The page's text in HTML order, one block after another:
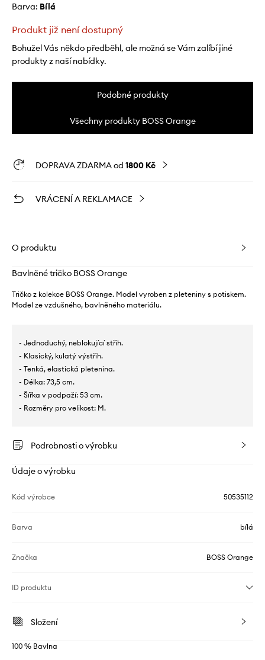
Barva: bílá
Produkt již není dostupný
Bohužel Vás někdo předběhl, ale možná se Vám zalíbí jiné
produkty z naší nabídky.
Podobné produkty
Všechny produkty BOSS Orange
DOPRAVA ZDARMA od 1800 Kč
VRÁCENÍ A REKLAMACE
O produktu
Bavlněné tričko BOSS Orange
Tričko z kolekce BOSS Orange. Model vyroben z pleteniny s potiskem.
Model ze vzdušného, ​​bavlněného materiálu.
- Jednoduchý, neblokující střih.
- Klasický, kulatý výstřih.
- Tenká, elastická pletenina.
- Délka: 73,5 cm.
- Šířka v podpaží: 53 cm.
- Rozměry pro velikost: M.
Podrobnosti o výrobku
Údaje o výrobku
Kód výrobce 50535112
Barva bílá
Značka BOSS Orange
ID produktu
Složení
100 % Bavlna